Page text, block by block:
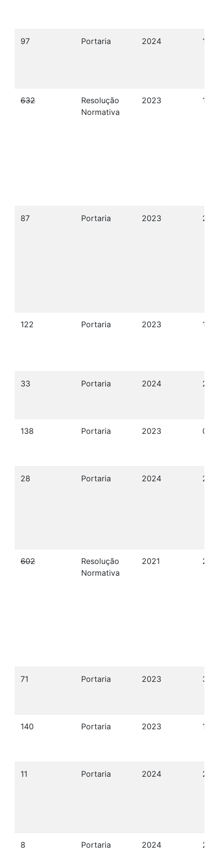
97 Portaria 2024 18/
632
Resolução
Normativa
2023 17/
87 Portaria 2023 29/
122 Portaria 2023 12/
33 Portaria 2024 24/
138 Portaria 2023 06/
28 Portaria 2024 24/
602
Resolução
Normativa
2021 20/
71 Portaria 2023 31/
140 Portaria 2023 13/
11 Portaria 2024 22/
8 Portaria 2024 22/